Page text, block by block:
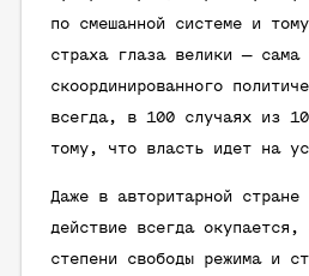
по смешанной системе и
страха глаза велики — сама
скоординированного
всегда, в 100 случаях из
тому, что власть идет на
Даже в авторитарной стране
действие всегда
степени свободы режима и